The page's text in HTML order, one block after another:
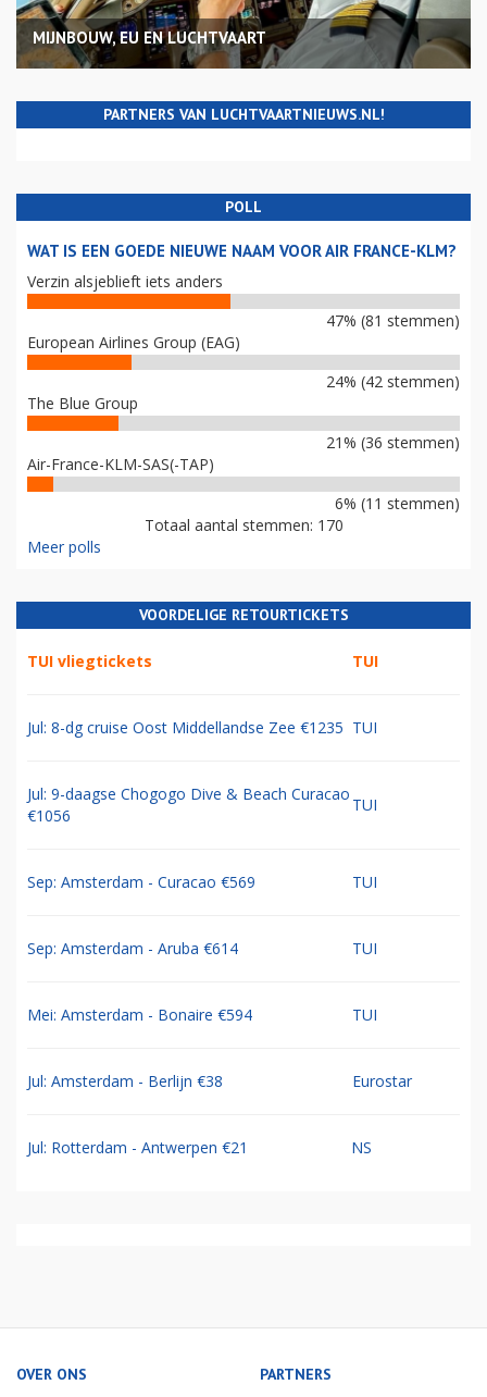
MIJNBOUW, EU EN LUCHTVAART
PARTNERS VAN LUCHTVAARTNIEUWS.NL!
POLL
WAT IS EEN GOEDE NIEUWE NAAM VOOR AIR FRANCE-KLM?
Verzin alsjeblieft iets anders
47% (81 stemmen)
European Airlines Group (EAG)
24% (42 stemmen)
The Blue Group
21% (36 stemmen)
Air-France-KLM-SAS(-TAP)
6% (11 stemmen)
Totaal aantal stemmen: 170
Meer polls
VOORDELIGE RETOURTICKETS
TUI vliegtickets TUI
Jul: 8-dg cruise Oost Middellandse Zee €1235 TUI
Jul: 9-daagse Chogogo Dive & Beach Curacao
€1056
TUI
Sep: Amsterdam - Curacao €569 TUI
Sep: Amsterdam - Aruba €614 TUI
Mei: Amsterdam - Bonaire €594 TUI
Jul: Amsterdam - Berlijn €38 Eurostar
Jul: Rotterdam - Antwerpen €21 NS
OVER ONS PARTNERS